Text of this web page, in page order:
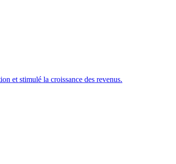
et stimulé la croissance des revenus.